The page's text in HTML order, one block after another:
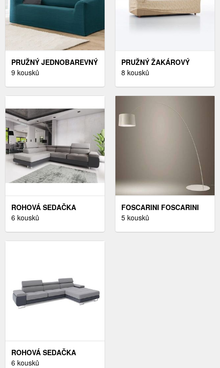
PRUŽNÝ JEDNOBAREVNÝ
POTAH NA KŘESLO A
9 kousků
PRUŽNÝ ŽAKÁROVÝ
POTAH NA KŘESLO A
8 kousků
ROHOVÁ SEDAČKA
LAING L, LEVÁ, SVĚTLE
6 kousků
FOSCARINI FOSCARINI
TWIGGY LED STOJACÍ
5 kousků
ROHOVÁ SEDAČKA
LAING MINI, PRAVÁ,
6 kousků